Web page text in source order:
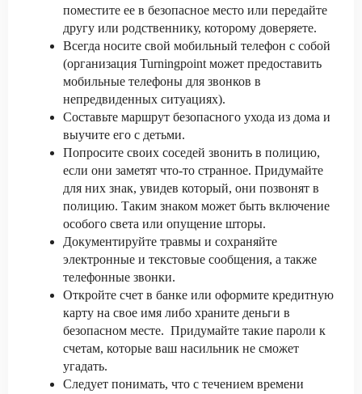
поместите ее в безопасное место или передайте
другу или родственнику, которому доверяете.
Всегда носите свой мобильный телефон с собой
(организация Turningpoint может предоставить
мобильные телефоны для звонков в
непредвиденных ситуациях).
Составьте маршрут безопасного ухода из дома и
выучите его с детьми.
Попросите своих соседей звонить в полицию,
если они заметят что-то странное. Придумайте
для них знак, увидев который, они позвонят в
полицию. Таким знаком может быть включение
особого света или опущение шторы.
Документируйте травмы и сохраняйте
электронные и текстовые сообщения, а также
телефонные звонки.
Откройте счет в банке или оформите кредитную
карту на свое имя либо храните деньги в
безопасном месте. Придумайте такие пароли к
счетам, которые ваш насильник не сможет
угадать.
Следует понимать, что с течением времени